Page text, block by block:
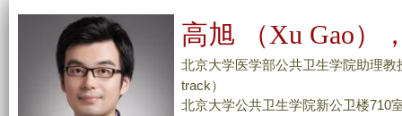
到
面
高旭 （Xu Gao）
北京大学医学部公共卫生学院助理教
track）
北京大学公共卫生学院新公卫楼710